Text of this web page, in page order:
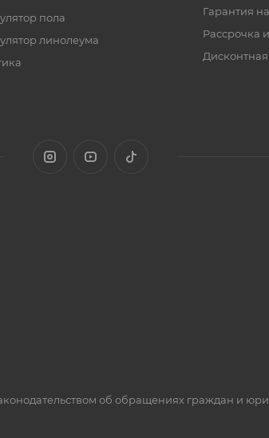
пола
линолеума
Гарантия
Рассрочка
об обращениях граждан и